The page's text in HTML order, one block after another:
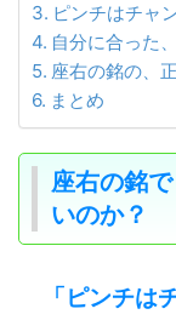
ピンチはチャ
自分に合った
座右の銘の、
まとめ
座右の銘
いのか？
「ピンチは